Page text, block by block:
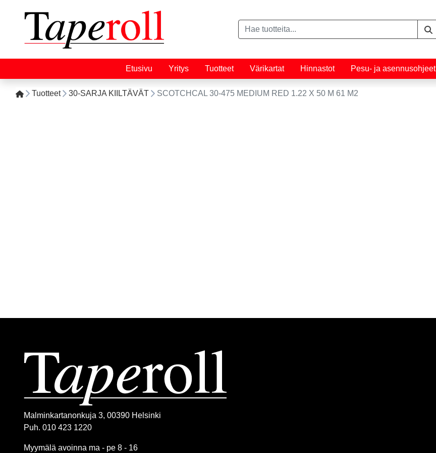
Etusivu Yritys Tuotteet Värikartat Hinnastot Pesu- ja asennusohjeet
Tuotteet 30-SARJA KIILTÄVÄT SCOTCHCAL 30-475 MEDIUM RED 1.22 X 50 M 61 M2
Malminkartanonkuja 3, 00390 Helsinki
Puh. 010 423 1220
Myymälä avoinna ma - pe 8 - 16